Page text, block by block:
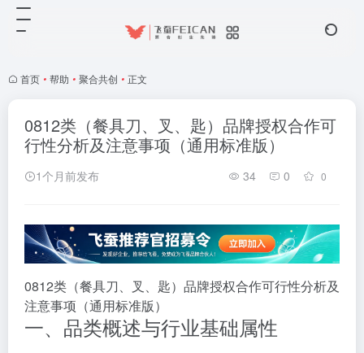
首页 • 帮助 • 聚合共创 • 正文
0812类（餐具刀、叉、匙）品牌授权合作可
行性分析及注意事项（通用标准版）
1个月前发布 34 0 0
0812类（餐具刀、叉、匙）品牌授权合作可行性分析及
注意事项（通用标准版）
一、品类概述与行业基础属性